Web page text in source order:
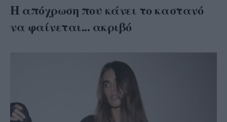
Η απόχρωση που κάνει το καστανό
να φαίνεται... ακριβό